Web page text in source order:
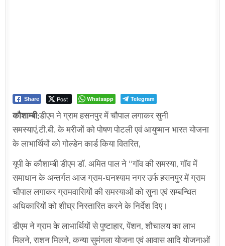
Share Post Whatsapp Telegram
कौशाम्बी:डीएम ने ग्राम हसनपुर में चौपाल लगाकर सुनी
समस्याएं,टी.बी. के मरीजों को पोषण पोटली एवं आयुष्मान भारत योजना
के लाभार्थियों को गोल्डेन कार्ड किया वितरित,
यूपी के कौशाम्बी डीएम डॉ. अमित पाल ने “गॉव की समस्या, गॉव में
समाधान के अन्तर्गत आज ग्राम-घनश्याम नगर उर्फ हसनपुर में ग्राम
चौपाल लगाकर ग्रामवासियों की समस्याओं को सुना एवं सम्बन्धित
अधिकारियों को शीघ्र निस्तारित करने के निर्देश दिए।
डीएम ने ग्राम के लाभार्थियों से पुष्टाहार, पेंशन, शौचालय का लाभ
मिलने, राशन मिलने, कन्या सुमंगला योजना एवं आवास आदि योजनाओं